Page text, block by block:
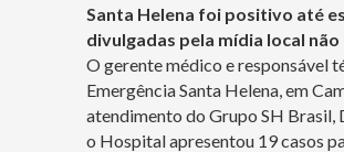
Santa Helena foi positivo até
divulgadas pela mídia local
O gerente médico e responsável
Emergência Santa Helena, em
atendimento do Grupo SH Brasil,
o Hospital apresentou 19 casos